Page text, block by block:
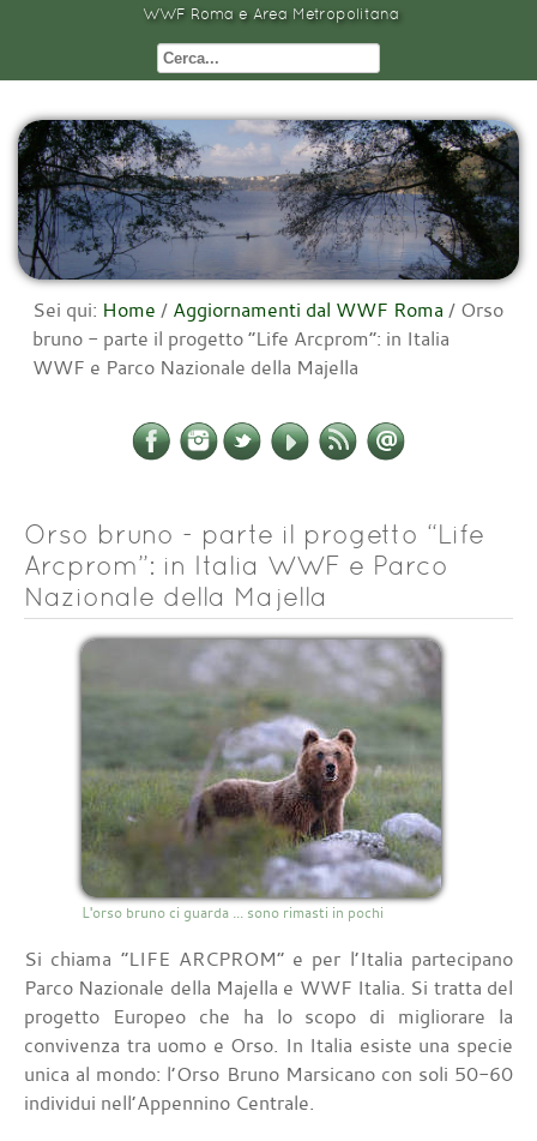
WWF Roma e Area Metropolitana
Sei qui: Home / Aggiornamenti dal WWF Roma / Orso
bruno - parte il progetto “Life Arcprom”: in Italia
WWF e Parco Nazionale della Majella
Orso bruno - parte il progetto “Life
Arcprom”: in Italia WWF e Parco
Nazionale della Majella
L'orso bruno ci guarda ... sono rimasti in pochi
Si chiama “LIFE ARCPROM” e per l’Italia partecipano
Parco Nazionale della Majella e WWF Italia. Si tratta del
progetto Europeo che ha lo scopo di migliorare la
convivenza tra uomo e Orso. In Italia esiste una specie
unica al mondo: l’Orso Bruno Marsicano con soli 50-60
individui nell’Appennino Centrale.